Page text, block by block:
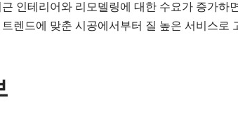
인테리어와 리모델링에 대한 수요가 증가하
렌드에 맞춘 시공에서부터 질 높은 서비스로